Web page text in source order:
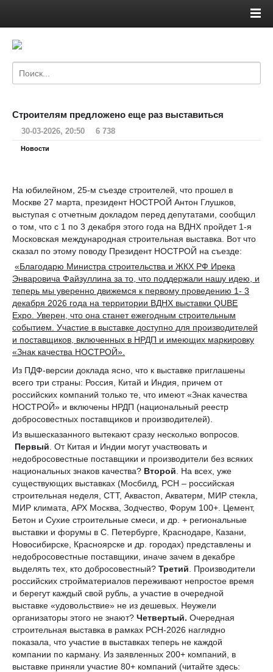
Строителям предложено еще раз выставиться
30-03-2026, 20:50 6 738
Новости
На юбилейном, 25-м съезде строителей, что прошел в
Москве 27 марта, президент НОСТРОЙ Антон Глушков,
выступая с отчетным докладом перед депутатами, сообщил
о том, что с 1 по 3 декабря этого года на ВДНХ пройдет 1-я
Московская международная строительная выставка. Вот что
сказал по этому поводу Президент НОСТРОЙ на съезде:
«Благодарю Министра строительства и ЖКХ РФ Ирека
Энваровича Файзуллина за то, что поддержали нашу идею, и
теперь мы уверенно движемся к первому проведению 1- 3
декабря 2026 года на территории ВДНХ выставки QUBE
Expo. Уверен, что она станет ежегодным строительным
событием. Участие в выставке доступно для производителей
и поставщиков, включенных в НРДП и имеющих маркировку
«Знак качества НОСТРОЙ».
Из ПДФ-версии доклада ясно, что к выставке приглашены
всего три страны: Россия, Китай и Индия, причем от
российских компаний только те, что имеют «Знак качества
НОСТРОЙ» и включены НРДП (национальный реестр
добросовестных поставщиков и производителей).
Из вышесказанного вытекают сразу несколько вопросов.
Первый . От Китая и Индии могут участвовать и
недобросовестные поставщики и производители без всяких
национальных знаков качества? Второй . На всех, уже
существующих выставках (Мосбилд, РСН – российская
строительная неделя, СТТ, Аквастоп, Акватерм, МИР стекла,
МИР климата, АРХ Москва, Зодчество, Форум 100+. Цемент,
Бетон и Сухие строительные смеси, и др. + региональные
выставки и форумы в С. Петербурге, Краснодаре, Казани,
Новосибирске, Красноярске и др. городах) представлены и
недобросовестные поставщики, иначе зачем в декабре
выделять тех, кто добросовестный? Третий . Производители
российских стройматериалов переживают непростое время
и берегут каждый свой рубль, а участие в очередной
выставке «удовольствие» не из дешевых. Неужели
организаторы этого не знают? Четвертый. Очередная
строительная выставка в рамках РСН-2026 наглядно
показала, что участие в выставках теперь не каждой
компании по карману. Из заявленных 200+ компаний, в
выставке приняли участие 80+ компаний (читайте здесь: